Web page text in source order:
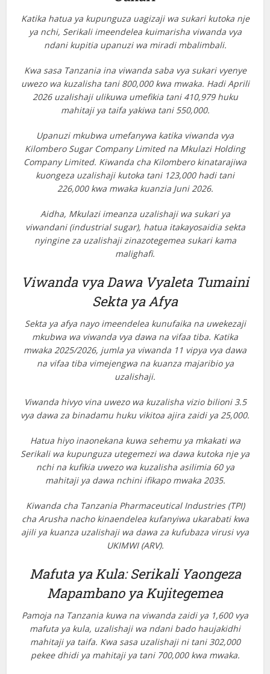
Katika hatua ya kupunguza uagizaji wa sukari kutoka nje
ya nchi, Serikali imeendelea kuimarisha viwanda vya
ndani kupitia upanuzi wa miradi mbalimbali.
Kwa sasa Tanzania ina viwanda saba vya sukari vyenye
uwezo wa kuzalisha tani 800,000 kwa mwaka. Hadi Aprili
2026 uzalishaji ulikuwa umefikia tani 410,979 huku
mahitaji ya taifa yakiwa tani 550,000.
Upanuzi mkubwa umefanywa katika viwanda vya
Kilombero Sugar Company Limited na Mkulazi Holding
Company Limited. Kiwanda cha Kilombero kinatarajiwa
kuongeza uzalishaji kutoka tani 123,000 hadi tani
226,000 kwa mwaka kuanzia Juni 2026.
Aidha, Mkulazi imeanza uzalishaji wa sukari ya
viwandani (industrial sugar), hatua itakayosaidia sekta
nyingine za uzalishaji zinazotegemea sukari kama
malighafi.
Viwanda vya Dawa Vyaleta Tumaini
Sekta ya Afya
Sekta ya afya nayo imeendelea kunufaika na uwekezaji
mkubwa wa viwanda vya dawa na vifaa tiba. Katika
mwaka 2025/2026, jumla ya viwanda 11 vipya vya dawa
na vifaa tiba vimejengwa na kuanza majaribio ya
uzalishaji.
Viwanda hivyo vina uwezo wa kuzalisha vizio bilioni 3.5
vya dawa za binadamu huku vikitoa ajira zaidi ya 25,000.
Hatua hiyo inaonekana kuwa sehemu ya mkakati wa
Serikali wa kupunguza utegemezi wa dawa kutoka nje ya
nchi na kufikia uwezo wa kuzalisha asilimia 60 ya
mahitaji ya dawa nchini ifikapo mwaka 2035.
Kiwanda cha Tanzania Pharmaceutical Industries (TPI)
cha Arusha nacho kinaendelea kufanyiwa ukarabati kwa
ajili ya kuanza uzalishaji wa dawa za kufubaza virusi vya
UKIMWI (ARV).
Mafuta ya Kula: Serikali Yaongeza
Mapambano ya Kujitegemea
Pamoja na Tanzania kuwa na viwanda zaidi ya 1,600 vya
mafuta ya kula, uzalishaji wa ndani bado haujakidhi
mahitaji ya taifa. Kwa sasa uzalishaji ni tani 302,000
pekee dhidi ya mahitaji ya tani 700,000 kwa mwaka.